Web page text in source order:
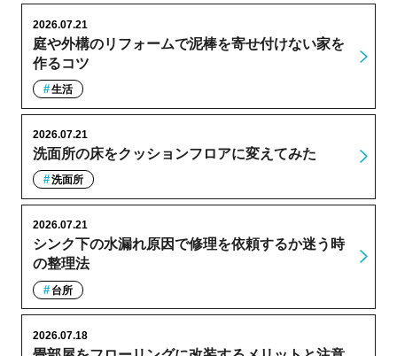
庭や外構のリフォームで泥棒を寄せ付けない家を
作るコツ
2026.07.21
生活
洗面所の床をクッションフロアに変えてみた
2026.07.21
洗面所
シンク下の水漏れ原因で修理を依頼するか迷う時
の整理法
2026.07.21
台所
2026.07.18